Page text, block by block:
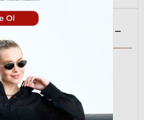
Güneş Gözlüğü
tarzı ve kaliteli
erkekler hem de kadınlar
zararlı ışınlarından